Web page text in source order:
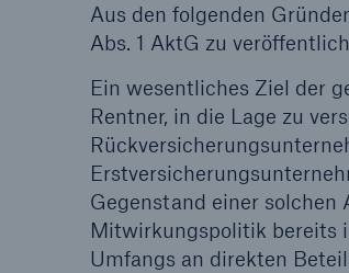
Aus den folgenden
Abs. 1 AktG zu
Ein wesentliches Ziel der
Rentner, in die Lage zu
Gegenstand einer solchen
Mitwirkungspolitik bereits
Umfangs an direkten